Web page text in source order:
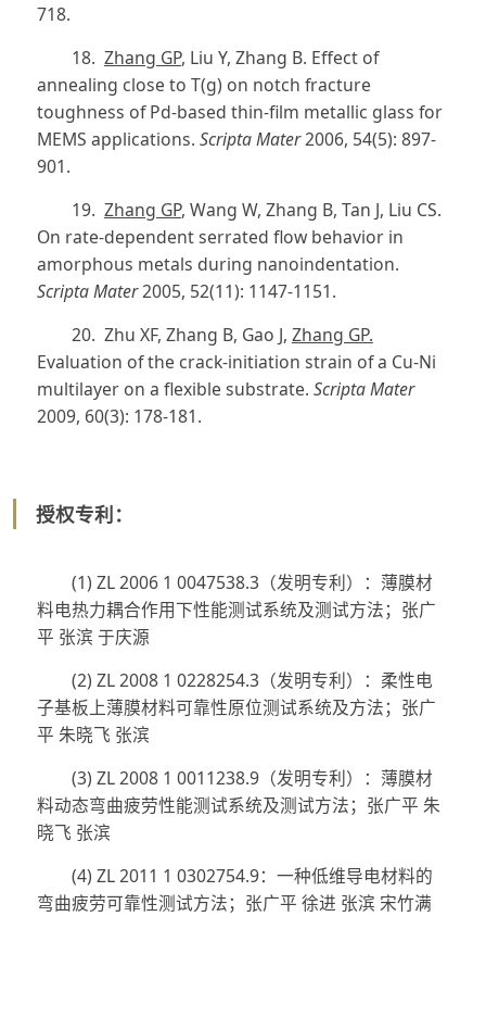
718.
18. Zhang GP, Liu Y, Zhang B. Effect of
annealing close to T(g) on notch fracture
toughness of Pd-based thin-film metallic glass for
MEMS applications. Scripta Mater2006, 54(5): 897-
901.
19. Zhang GP, Wang W, Zhang B, Tan J, Liu CS.
On rate-dependent serrated flow behavior in
amorphous metals during nanoindentation.
Scripta Mater2005, 52(11): 1147-1151.
20. Zhu XF, Zhang B, Gao J, Zhang GP.
Evaluation of the crack-initiation strain of a Cu-Ni
multilayer on a flexible substrate. Scripta Mater
2009, 60(3): 178-181.
授权专利：
(1) ZL 2006 1 0047538.3（发明专利）：薄膜材
料电热力耦合作用下性能测试系统及测试方法；张广
平 张滨 于庆源
(2) ZL 2008 1 0228254.3（发明专利）：柔性电
子基板上薄膜材料可靠性原位测试系统及方法；张广
平 朱晓飞 张滨
(3) ZL 2008 1 0011238.9（发明专利）：薄膜材
料动态弯曲疲劳性能测试系统及测试方法；张广平 朱
晓飞 张滨
(4) ZL 2011 1 0302754.9：一种低维导电材料的
弯曲疲劳可靠性测试方法；张广平 徐进 张滨 宋竹满